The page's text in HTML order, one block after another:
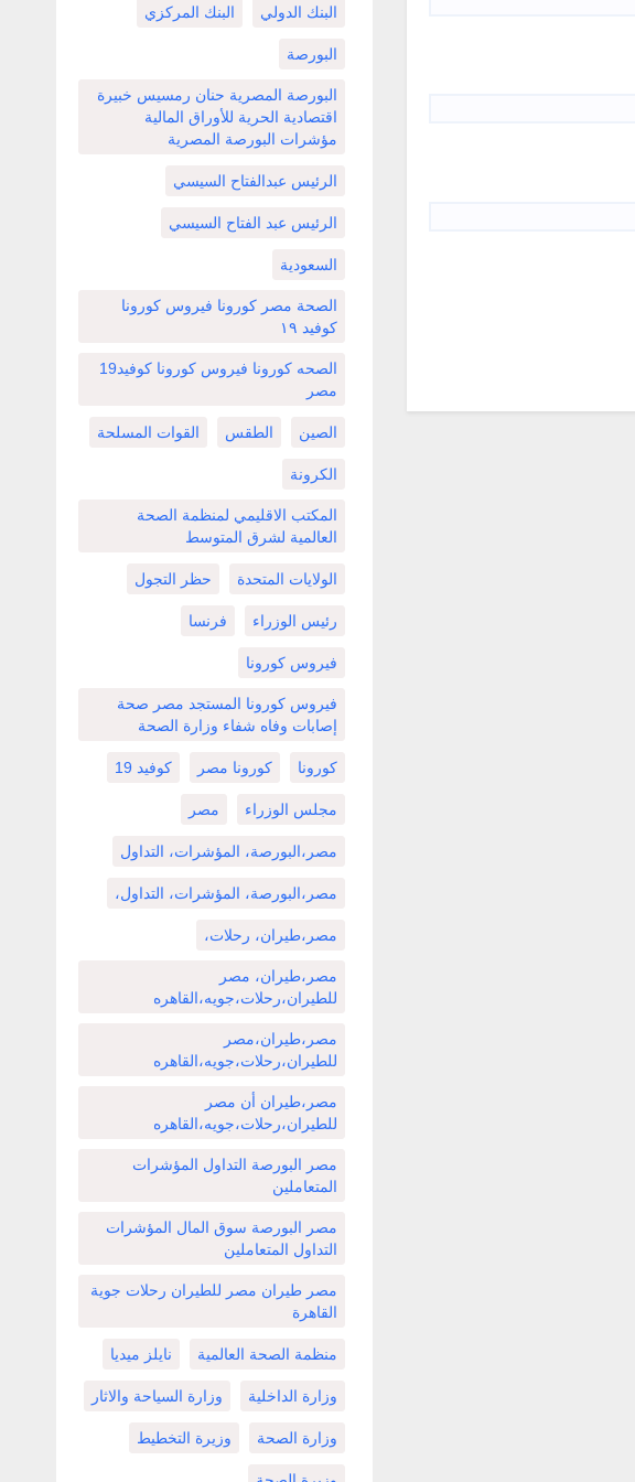
البنك الدولي البنك المركزي
البورصة
البورصة المصرية حنان رمسيس خبيرة
اقتصادية الحرية للأوراق المالية
مؤشرات البورصة المصرية
الرئيس عبدالفتاح السيسي
الرئيس عبد الفتاح السيسي
السعودية
الصحة مصر كورونا فيروس كورونا
كوفيد ١٩
الصحه كورونا فيروس كورونا كوفيد19
مصر
الصين الطقس القوات المسلحة
الكرونة
المكتب الاقليمي لمنظمة الصحة
العالمية لشرق المتوسط
الولايات المتحدة حظر التجول
رئيس الوزراء فرنسا
فيروس كورونا
فيروس كورونا المستجد مصر صحة
إصابات وفاه شفاء وزارة الصحة
كورونا كورونا مصر كوفيد 19
مجلس الوزراء مصر
مصر،البورصة، المؤشرات، التداول
مصر،البورصة، المؤشرات، التداول،
مصر،طيران، رحلات،
مصر،طيران، مصر
للطيران،رحلات،جويه،القاهره
مصر،طيران،مصر
للطيران،رحلات،جويه،القاهره
مصر،طيران أن مصر
للطيران،رحلات،جويه،القاهره
مصر البورصة التداول المؤشرات
المتعاملين
مصر البورصة سوق المال المؤشرات
التداول المتعاملين
مصر طيران مصر للطيران رحلات جوية
القاهرة
منظمة الصحة العالمية نايلز ميديا
وزارة الداخلية وزارة السياحة والاثار
وزارة الصحة وزيرة التخطيط